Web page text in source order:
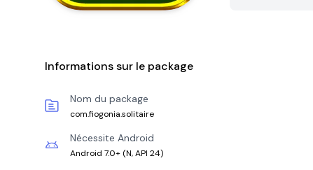
Informations sur le package
Nom du package
com.fiogonia.solitaire
Nécessite Android
Android 7.0+ (N, API 24)